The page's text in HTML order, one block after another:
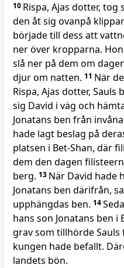
10 Rispa, Ajas dotter,
den åt sig ovanpå
började till dess att
ner över kropparna.
slå ner på dem om
djur om natten. 11 När
Rispa, Ajas dotter,
sig David i väg och
Jonatans ben från
hade lagt beslag på
platsen i Bet-Shan, där
dem den dagen
berg. 13 När David hade
Jonatans ben därifrån,
upphängdas ben. 14
hans son Jonatans ben i
grav som tillhörde Sauls
kungen hade befallt.
landets bön.